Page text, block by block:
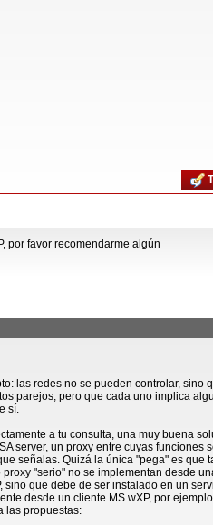
por favor recomendarme algún
las redes no se pueden controlar, sino
parejos, pero que cada uno implica
sí.
a tu consulta, una muy buena
server, un proxy entre cuyas funciones
señalas. Quizá la única "pega" es que
proxy "serio" no se implementan desde
sino que debe de ser instalado en un
desde un cliente MS wXP, por
las propuestas: